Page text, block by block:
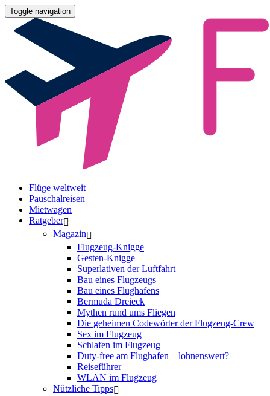
Toggle navigation
Flüge weltweit
Pauschalreisen
Mietwagen
Ratgeber
Magazin
Flugzeug-Knigge
Gesten-Knigge
Superlativen der Luftfahrt
Bau eines Flugzeugs
Bau eines Flughafens
Bermuda Dreieck
Mythen rund ums Fliegen
Die geheimen Codewörter der Flugzeug-Crew
Sex im Flugzeug
Schlafen im Flugzeug
Duty-free am Flughafen – lohnenswert?
Reiseführer
WLAN im Flugzeug
Nützliche Tipps